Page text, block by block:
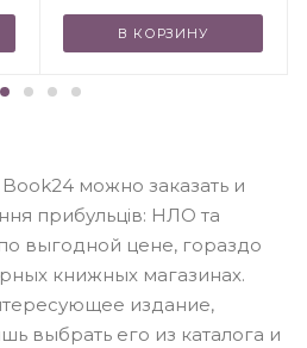
В КОРЗИНУ
можно заказать и
прибульців: НЛО та
выгодной цене, гораздо
книжных магазинах.
издание,
выбрать его из каталога и